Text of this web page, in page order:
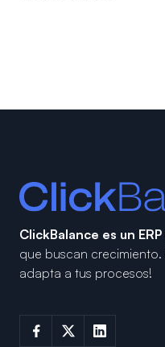
ClickBalance es un ERP
que buscan crecimiento.
adapta a tus procesos!